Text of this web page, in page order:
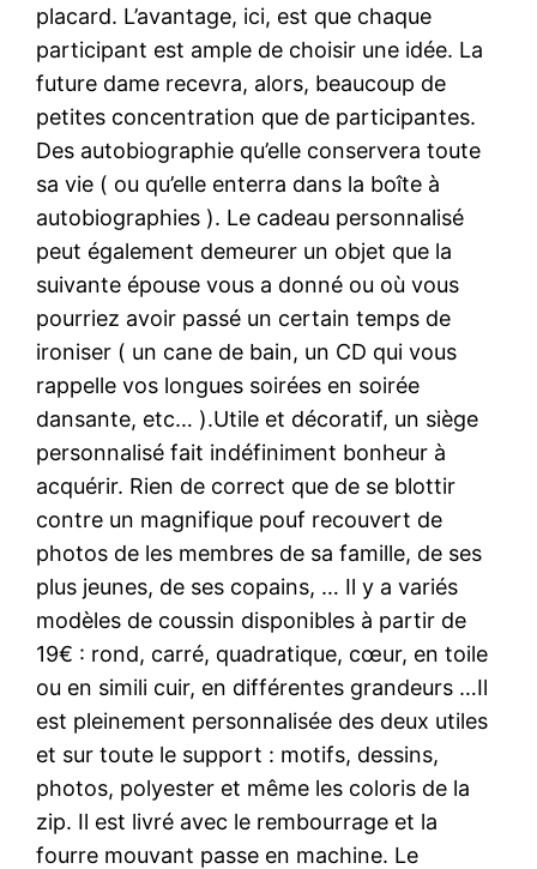
placard. L’avantage, ici, est que chaque
participant est ample de choisir une idée. La
future dame recevra, alors, beaucoup de
petites concentration que de participantes.
Des autobiographie qu’elle conservera toute
sa vie ( ou qu’elle enterra dans la boîte à
autobiographies ). Le cadeau personnalisé
peut également demeurer un objet que la
suivante épouse vous a donné ou où vous
pourriez avoir passé un certain temps de
ironiser ( un cane de bain, un CD qui vous
rappelle vos longues soirées en soirée
dansante, etc… ).Utile et décoratif, un siège
personnalisé fait indéfiniment bonheur à
acquérir. Rien de correct que de se blottir
contre un magnifique pouf recouvert de
photos de les membres de sa famille, de ses
plus jeunes, de ses copains, … Il y a variés
modèles de coussin disponibles à partir de
19€ : rond, carré, quadratique, cœur, en toile
ou en simili cuir, en différentes grandeurs …Il
est pleinement personnalisée des deux utiles
et sur toute le support : motifs, dessins,
photos, polyester et même les coloris de la
zip. Il est livré avec le rembourrage et la
fourre mouvant passe en machine. Le